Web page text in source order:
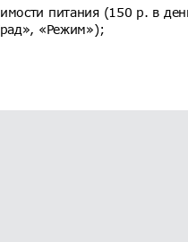
питания (150 р. в
«Режим»);